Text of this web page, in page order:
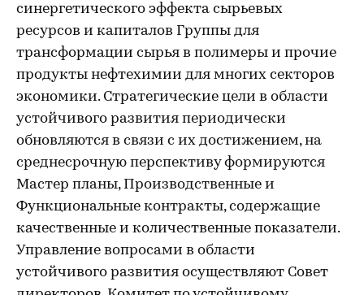
синергетического эффекта сырьевых
ресурсов и капиталов Группы для
трансформации сырья в полимеры и прочие
продукты нефтехимии для многих секторов
экономики. Стратегические цели в области
устойчивого развития периодически
обновляются в связи с их достижением, на
среднесрочную перспективу формируются
Мастер планы, Производственные и
Функциональные контракты, содержащие
качественные и количественные показатели.
Управление вопросами в области
устойчивого развития осуществляют Совет